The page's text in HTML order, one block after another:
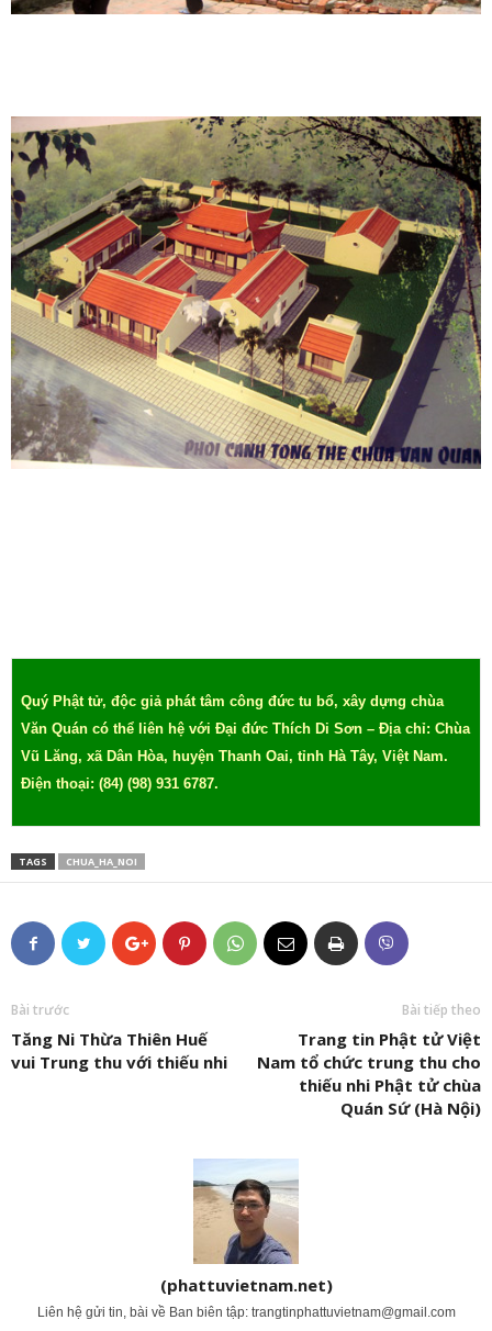
Quý Phật tử, độc giả phát tâm công đức tu bổ, xây dựng chùa
Văn Quán có thể liên hệ với Đại đức Thích Di Sơn – Địa chỉ: Chùa
Vũ Lăng, xã Dân Hòa, huyện Thanh Oai, tỉnh Hà Tây, Việt Nam.
Điện thoại: (84) (98) 931 6787.
TAGS CHUA_HA_NOI
Bài trước
Tăng Ni Thừa Thiên Huế
vui Trung thu với thiếu nhi
Bài tiếp theo
Trang tin Phật tử Việt
Nam tổ chức trung thu cho
thiếu nhi Phật tử chùa
Quán Sứ (Hà Nội)
(phattuvietnam.net)
Liên hệ gửi tin, bài về Ban biên tập: trangtinphattuvietnam@gmail.com